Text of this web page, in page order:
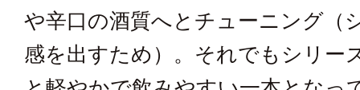
や辛口の酒質へとチューニング（
感を出すため）。それでもシリー